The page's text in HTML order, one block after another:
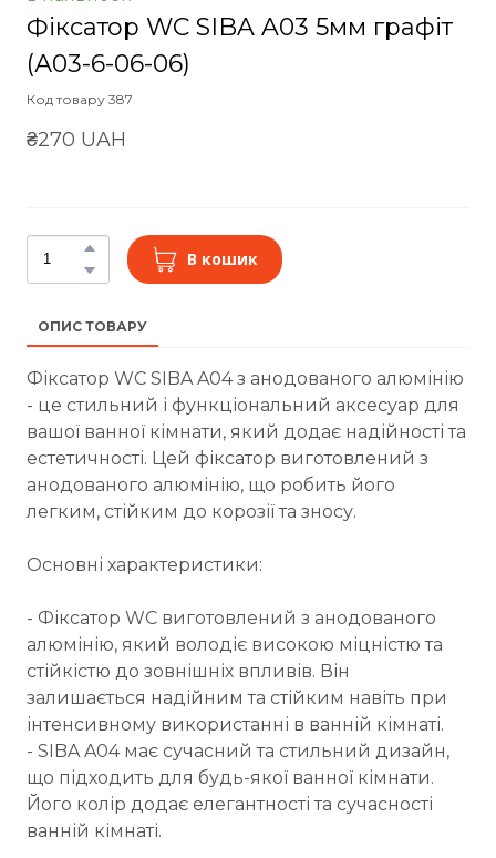
Фіксатор WC SIBA A03 5мм графіт
(А03-6-06-06)
Код товару 387
₴270 UAH
В кошик
ОПИС ТОВАРУ
Фіксатор WC SIBA A04 з анодованого алюмінію
- це стильний і функціональний аксесуар для
вашої ванної кімнати, який додає надійності та
естетичності. Цей фіксатор виготовлений з
анодованого алюмінію, що робить його
легким, стійким до корозії та зносу.
Основні характеристики:
- Фіксатор WC виготовлений з анодованого
алюмінію, який володіє високою міцністю та
стійкістю до зовнішніх впливів. Він
залишається надійним та стійким навіть при
інтенсивному використанні в ванній кімнаті.
- SIBA A04 має сучасний та стильний дизайн,
що підходить для будь-якої ванної кімнати.
Його колір додає елегантності та сучасності
ванній кімнаті.